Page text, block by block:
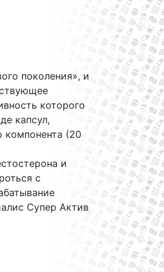
поколения», и
которого
капсул,
компонента (20
и
с
Супер Актив